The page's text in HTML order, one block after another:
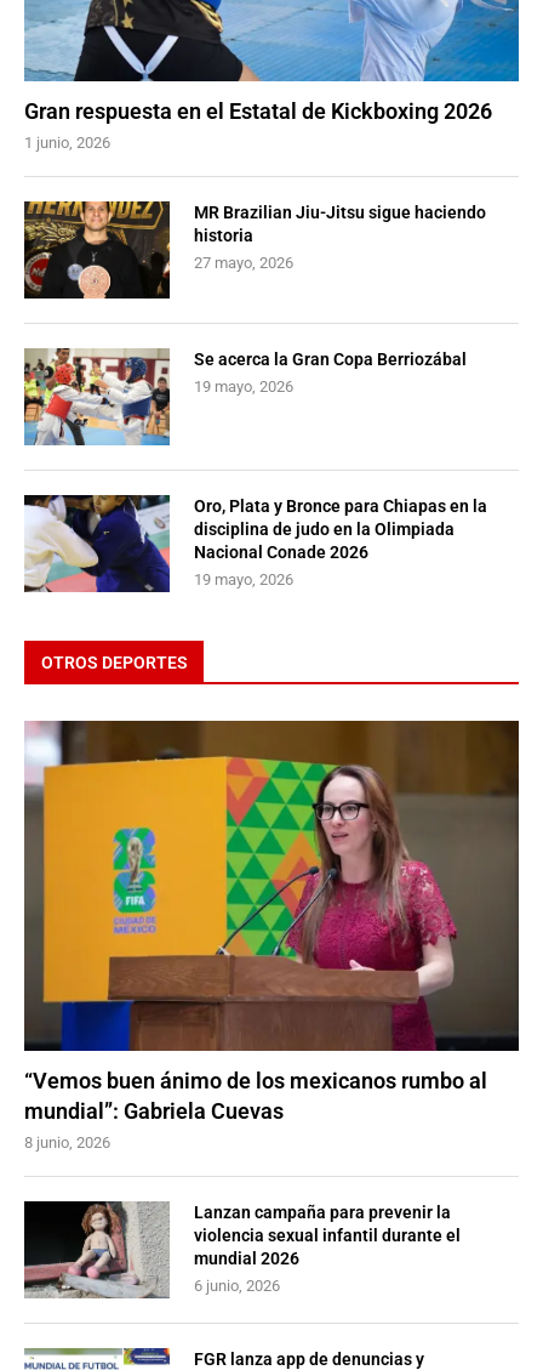
Gran respuesta en el Estatal de Kickboxing 2026
1 junio, 2026
MR Brazilian Jiu-Jitsu sigue haciendo
historia
27 mayo, 2026
Se acerca la Gran Copa Berriozábal
19 mayo, 2026
Oro, Plata y Bronce para Chiapas en la
disciplina de judo en la Olimpiada
Nacional Conade 2026
19 mayo, 2026
OTROS DEPORTES
“Vemos buen ánimo de los mexicanos rumbo al
mundial”: Gabriela Cuevas
8 junio, 2026
Lanzan campaña para prevenir la
violencia sexual infantil durante el
mundial 2026
6 junio, 2026
FGR lanza app de denuncias y